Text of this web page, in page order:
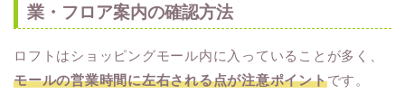
業・フロア案内の確認方法
ロフトはショッピングモール内に入っていることが多く、
モールの営業時間に左右される点が注意ポイントです。